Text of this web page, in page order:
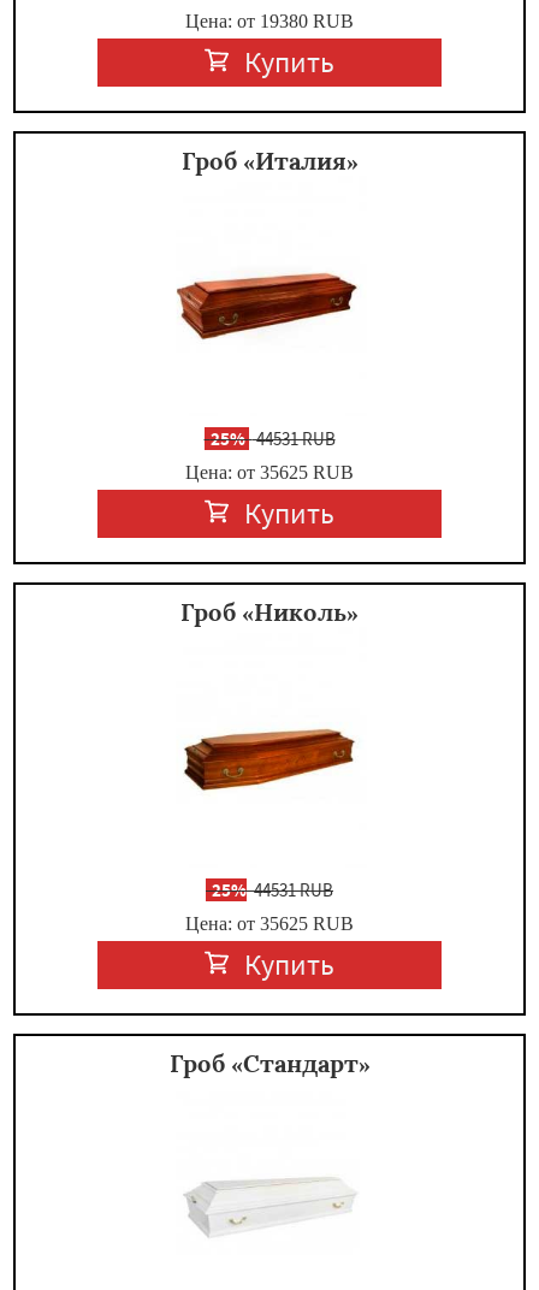
Цена: от 19380 RUB
Купить
Гроб «Италия»
-25%44531 RUB
Цена: от 35625 RUB
Купить
Гроб «Николь»
-25%44531 RUB
Цена: от 35625 RUB
Купить
Гроб «Стандарт»